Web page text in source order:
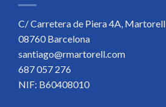
C/ Carretera de Piera 4A, Martorell
08760 Barcelona
santiago@rmartorell.com
687 057 276
NIF: B60408010